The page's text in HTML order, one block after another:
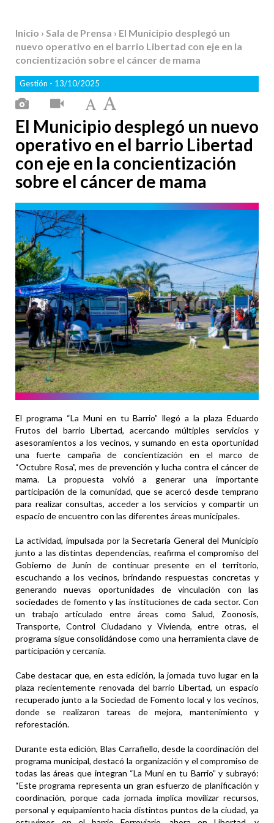
Inicio › Sala de Prensa › El Municipio desplegó un
nuevo operativo en el barrio Libertad con eje en la
concientización sobre el cáncer de mama
Gestión - 13/10/2025
El Municipio desplegó un nuevo
operativo en el barrio Libertad
con eje en la concientización
sobre el cáncer de mama
El programa “La Muni en tu Barrio” llegó a la plaza Eduardo
Frutos del barrio Libertad, acercando múltiples servicios y
asesoramientos a los vecinos, y sumando en esta oportunidad
una fuerte campaña de concientización en el marco de
“Octubre Rosa”, mes de prevención y lucha contra el cáncer de
mama. La propuesta volvió a generar una importante
participación de la comunidad, que se acercó desde temprano
para realizar consultas, acceder a los servicios y compartir un
espacio de encuentro con las diferentes áreas municipales.
La actividad, impulsada por la Secretaría General del Municipio
junto a las distintas dependencias, reafirma el compromiso del
Gobierno de Junín de continuar presente en el territorio,
escuchando a los vecinos, brindando respuestas concretas y
generando nuevas oportunidades de vinculación con las
sociedades de fomento y las instituciones de cada sector. Con
un trabajo articulado entre áreas como Salud, Zoonosis,
Transporte, Control Ciudadano y Vivienda, entre otras, el
programa sigue consolidándose como una herramienta clave de
participación y cercanía.
Cabe destacar que, en esta edición, la jornada tuvo lugar en la
plaza recientemente renovada del barrio Libertad, un espacio
recuperado junto a la Sociedad de Fomento local y los vecinos,
donde se realizaron tareas de mejora, mantenimiento y
reforestación.
Durante esta edición, Blas Carrafiello, desde la coordinación del
programa municipal, destacó la organización y el compromiso de
todas las áreas que integran “La Muni en tu Barrio” y subrayó:
“Este programa representa un gran esfuerzo de planificación y
coordinación, porque cada jornada implica movilizar recursos,
personal y equipamiento hacia distintos puntos de la ciudad, ya